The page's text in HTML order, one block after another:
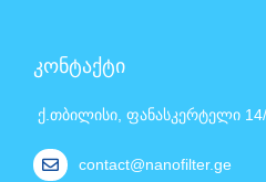
კონტაქტი
ქ.თბილისი, ფანასკერტელი
contact@nanofilter.ge